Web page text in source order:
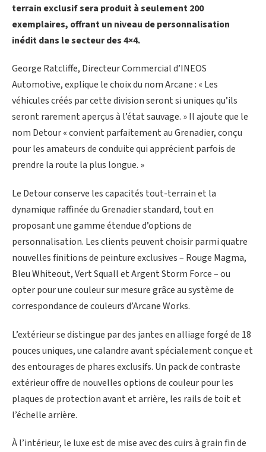
terrain exclusif sera produit à seulement 200
exemplaires, offrant un niveau de personnalisation
inédit dans le secteur des 4×4.
George Ratcliffe, Directeur Commercial d’INEOS
Automotive, explique le choix du nom Arcane : « Les
véhicules créés par cette division seront si uniques qu’ils
seront rarement aperçus à l’état sauvage. » Il ajoute que le
nom Detour « convient parfaitement au Grenadier, conçu
pour les amateurs de conduite qui apprécient parfois de
prendre la route la plus longue. »
Le Detour conserve les capacités tout-terrain et la
dynamique raffinée du Grenadier standard, tout en
proposant une gamme étendue d’options de
personnalisation. Les clients peuvent choisir parmi quatre
nouvelles finitions de peinture exclusives – Rouge Magma,
Bleu Whiteout, Vert Squall et Argent Storm Force – ou
opter pour une couleur sur mesure grâce au système de
correspondance de couleurs d’Arcane Works.
L’extérieur se distingue par des jantes en alliage forgé de 18
pouces uniques, une calandre avant spécialement conçue et
des entourages de phares exclusifs. Un pack de contraste
extérieur offre de nouvelles options de couleur pour les
plaques de protection avant et arrière, les rails de toit et
l’échelle arrière.
À l’intérieur, le luxe est de mise avec des cuirs à grain fin de